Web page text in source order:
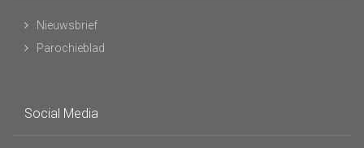
Nieuwsbrief
Parochieblad
Social Media